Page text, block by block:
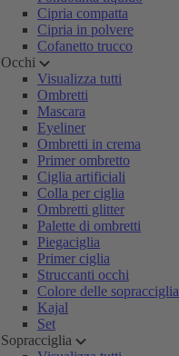
Cipria compatta
Cipria in polvere
Cofanetto trucco
Occhi
Visualizza tutti
Ombretti
Mascara
Eyeliner
Ombretti in crema
Primer ombretto
Ciglia artificiali
Colla per ciglia
Ombretti glitter
Palette di ombretti
Piegaciglia
Primer ciglia
Struccanti occhi
Colore delle sopracciglia
Kajal
Set
Sopracciglia